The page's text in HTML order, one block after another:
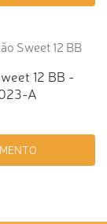
12 BB -
A